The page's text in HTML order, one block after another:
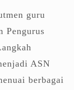
guru
Pengurus
ASN
berbagai